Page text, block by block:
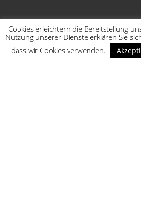
Cookies erleichtern die Bereitstellung
Nutzung unserer Dienste erklären Sie
dass wir Cookies verwenden.